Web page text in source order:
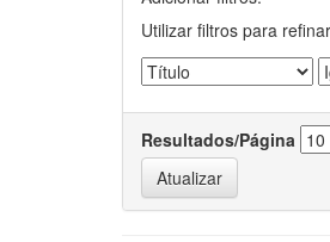
Utilizar filtros para
Resultados/Página